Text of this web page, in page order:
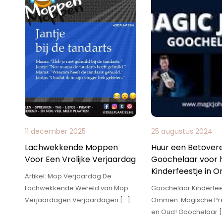
11 december 2025
Lachwekkende Moppen
Voor Een Vrolijke Verjaardag
Artikel: Mop Verjaardag De
Lachwekkende Wereld van Mop
Verjaardagen Verjaardagen […]
25 augustus 2024
Huur een
Goochelaar voor
Kinderfeestje in
Goochelaar
Ommen: Magische
en Oud! Goochelaar